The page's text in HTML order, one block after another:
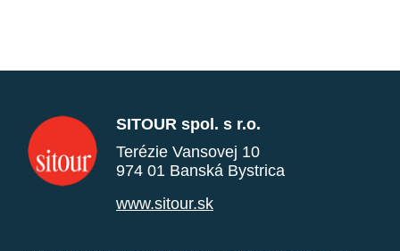
SITOUR spol. s r.o.
Terézie Vansovej 10
974 01 Banská Bystrica
www.sitour.sk